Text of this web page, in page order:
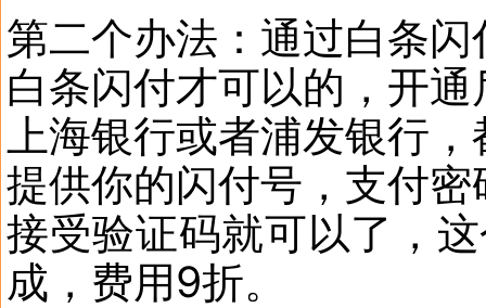
第二个办法：通过白条
白条闪付才可以的，开
上海银行或者浦发银行
提供你的闪付号，支付
接受验证码就可以了，
成，费用9折。